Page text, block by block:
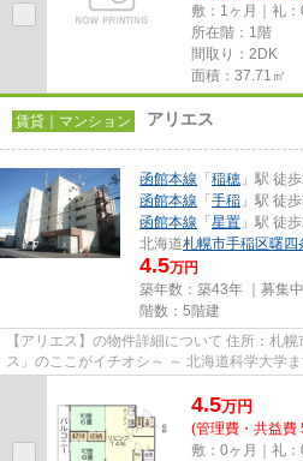
敷：1ヶ月｜礼：
所在階：1階
間取り：2DK
面積：37.71㎡
賃貸｜マンション アリエス
函館本線 「 稲穂 」駅 徒
函館本線 「 手稲 」駅 徒
函館本線 「 星置 」駅 徒
北海道札幌市手稲区曙四
4.5万円
築年数：築43年 ｜募集中
階数：5階建
【アリエス】の物件詳細について 住所：札幌市手稲区曙4条3丁目 ～「アリエ
ス」のここがイチオシ～ ～ 北海道科学大学まで徒歩12分（約960m）で通学でき
4.5万円
(管理費・共益費
敷：0ヶ月｜礼：